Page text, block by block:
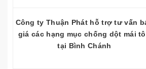
Công ty Thuận Phát hỗ trợ tư vấn
giá các hạng mục chống dột mái
tại Bình Chánh